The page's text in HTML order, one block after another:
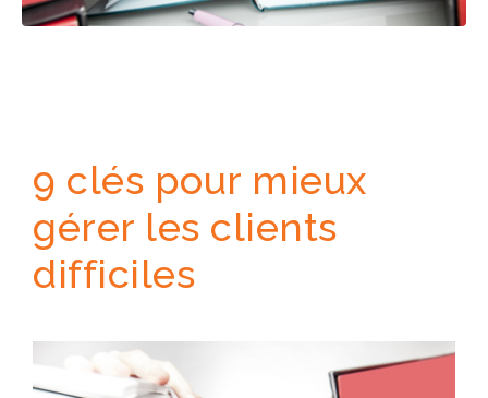
9 clés pour mieux
gérer les clients
difficiles